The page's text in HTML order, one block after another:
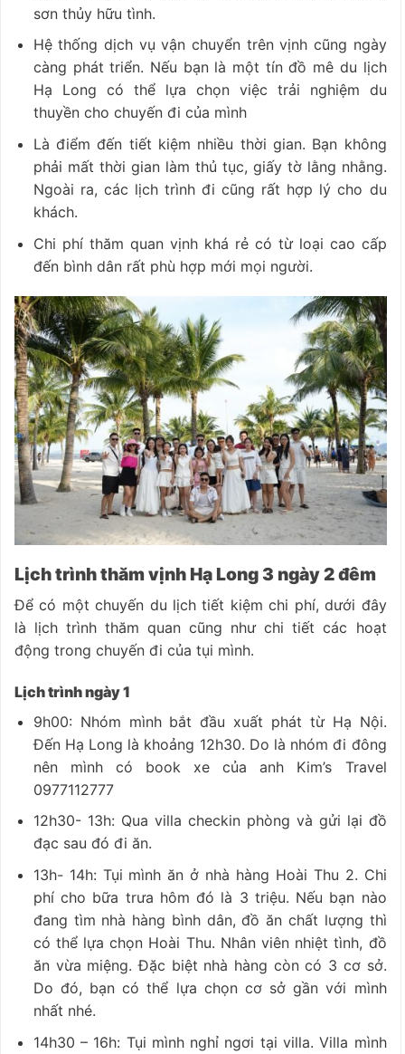
sơn thủy hữu tình.
Hệ thống dịch vụ vận chuyển trên vịnh cũng ngày
càng phát triển. Nếu bạn là một tín đồ mê du lịch
Hạ Long có thể lựa chọn việc trải nghiệm du
thuyền cho chuyến đi của mình
Là điểm đến tiết kiệm nhiều thời gian. Bạn không
phải mất thời gian làm thủ tục, giấy tờ lằng nhằng.
Ngoài ra, các lịch trình đi cũng rất hợp lý cho du
khách.
Chi phí thăm quan vịnh khá rẻ có từ loại cao cấp
đến bình dân rất phù hợp mới mọi người.
Lịch trình thăm vịnh Hạ Long 3 ngày 2 đêm
Để có một chuyến du lịch tiết kiệm chi phí, dưới đây
là lịch trình thăm quan cũng như chi tiết các hoạt
động trong chuyến đi của tụi mình.
Lịch trình ngày 1
9h00: Nhóm mình bắt đầu xuất phát từ Hạ Nội.
Đến Hạ Long là khoảng 12h30. Do là nhóm đi đông
nên mình có book xe của anh Kim’s Travel
0977112777
12h30- 13h: Qua villa checkin phòng và gửi lại đồ
đạc sau đó đi ăn.
13h- 14h: Tụi mình ăn ở nhà hàng Hoài Thu 2. Chi
phí cho bữa trưa hôm đó là 3 triệu. Nếu bạn nào
đang tìm nhà hàng bình dân, đồ ăn chất lượng thì
có thể lựa chọn Hoài Thu. Nhân viên nhiệt tình, đồ
ăn vừa miệng. Đặc biệt nhà hàng còn có 3 cơ sở.
Do đó, bạn có thể lựa chọn cơ sở gần với mình
nhất nhé.
14h30 – 16h: Tụi mình nghỉ ngơi tại villa. Villa mình